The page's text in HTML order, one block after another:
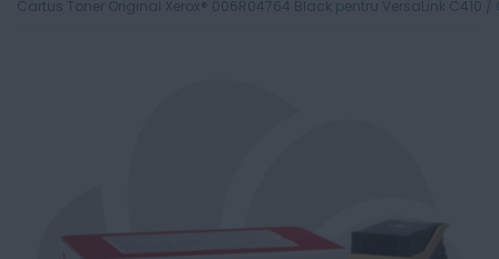
Cartus Toner Original Xerox® 006R04764 Black pentru VersaLink C410